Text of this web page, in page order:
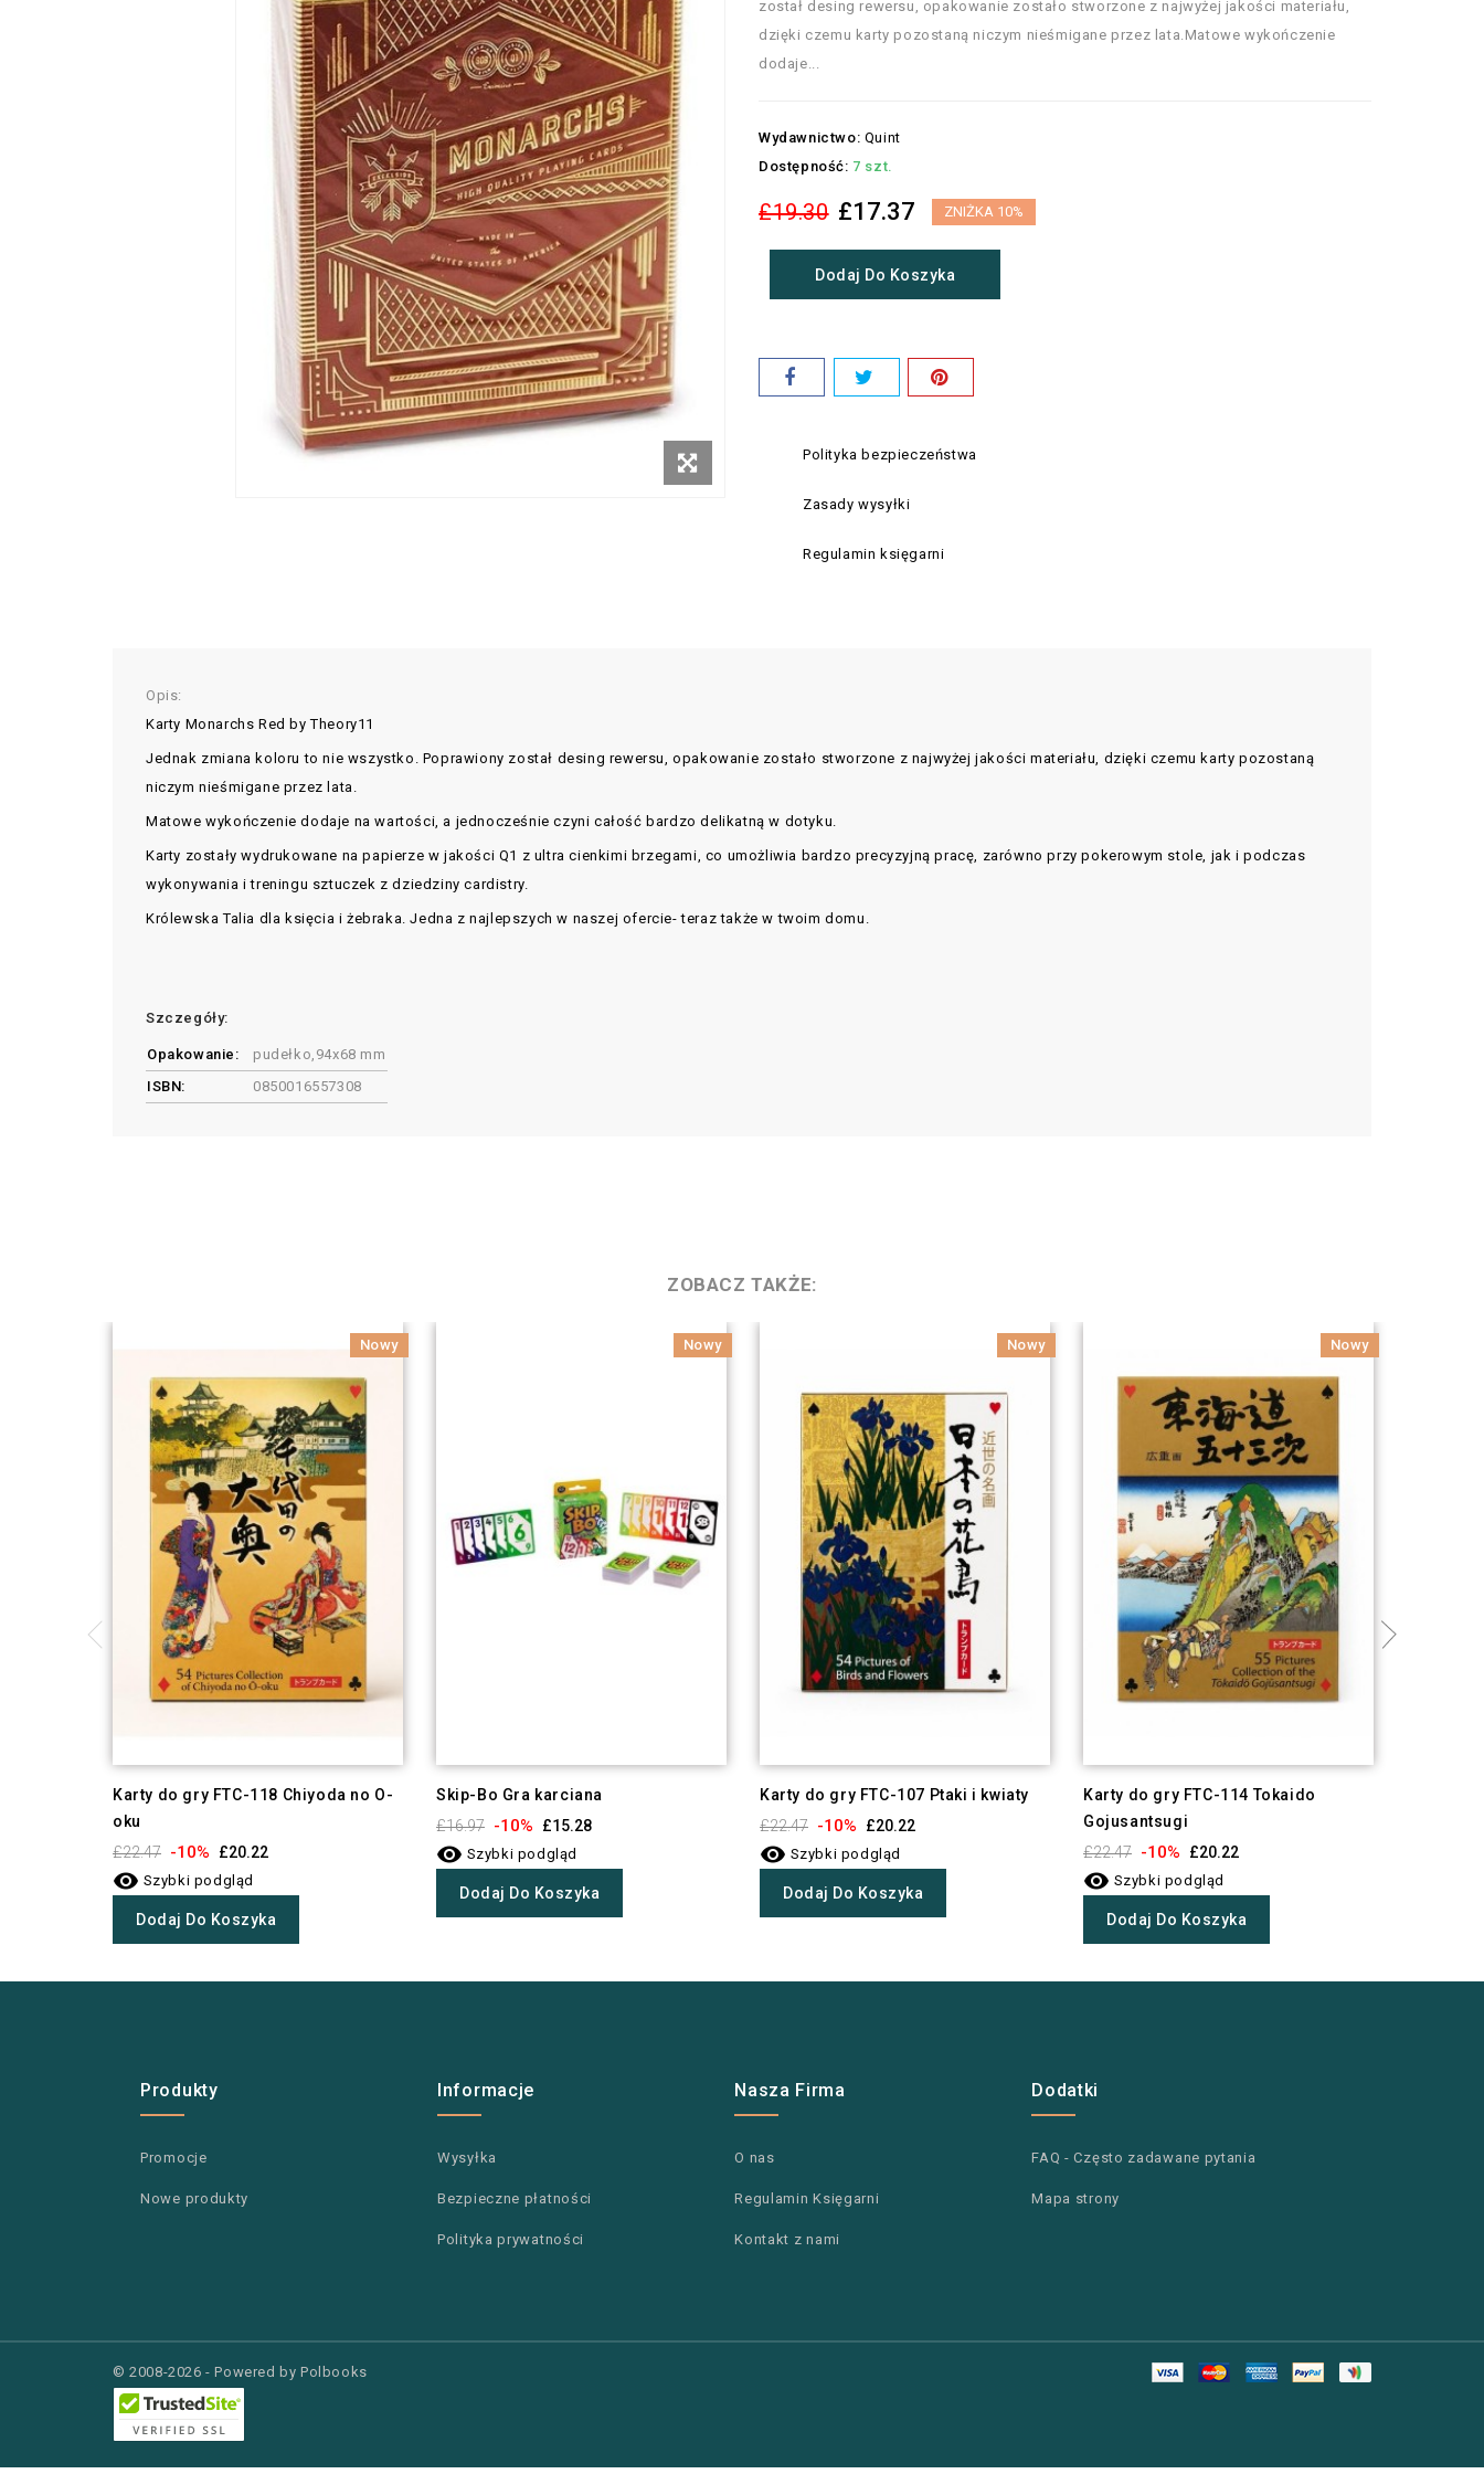
został desing rewersu, opakowanie zostało stworzone z najwyżej jakości materiału,
dzięki czemu karty pozostaną niczym nieśmigane przez lata.Matowe wykończenie
dodaje...
Wydawnictwo: Quint
Dostępność: 7 szt.
£19.30 £17.37 ZNIŻKA 10%
Dodaj Do Koszyka
Polityka bezpieczeństwa
Zasady wysyłki
Regulamin księgarni
Opis:
Karty Monarchs Red by Theory11
Jednak zmiana koloru to nie wszystko. Poprawiony został desing rewersu, opakowanie zostało stworzone z najwyżej jakości materiału, dzięki czemu karty pozostaną
niczym nieśmigane przez lata.
Matowe wykończenie dodaje na wartości, a jednocześnie czyni całość bardzo delikatną w dotyku.
Karty zostały wydrukowane na papierze w jakości Q1 z ultra cienkimi brzegami, co umożliwia bardzo precyzyjną pracę, zarówno przy pokerowym stole, jak i podczas
wykonywania i treningu sztuczek z dziedziny cardistry.
Królewska Talia dla księcia i żebraka. Jedna z najlepszych w naszej ofercie- teraz także w twoim domu.
Szczegóły:
Opakowanie:
pudełko,94x68 mm
ISBN:
0850016557308
ZOBACZ TAKŻE:
Nowy
Karty do gry FTC-118 Chiyoda no O-
oku
£22.47 -10% £20.22
 Szybki podgląd
Dodaj Do Koszyka
Nowy
Skip-Bo Gra karciana
£16.97 -10% £15.28
 Szybki podgląd
Dodaj Do Koszyka
Nowy
Karty do gry FTC-107 Ptaki i kwiaty
£22.47 -10% £20.22
 Szybki podgląd
Dodaj Do Koszyka
Nowy
Karty do gry FTC-114 Tokaido
Gojusantsugi
£22.47 -10% £20.22
 Szybki podgląd
Dodaj Do Koszyka
Produkty
Promocje
Nowe produkty
Informacje
Wysyłka
Bezpieczne płatności
Polityka prywatności
Nasza Firma
O nas
Regulamin Księgarni
Kontakt z nami
Dodatki
FAQ - Często zadawane pytania
Mapa strony
© 2008-2026 - Powered by Polbooks